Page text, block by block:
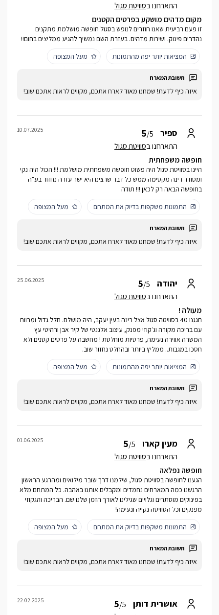
התארחנו בסוויטת סגול
מקום מדהים מושקע בפרטים הקטנים
זו פעם רביעית שאנו חוזרים לנופש בסגול חופשה מושלמת מתקנים
נהדרים פינוק. ושירות מדהים. בעזרת השם נמשיך להגיע ממליצים בחום!!
המציאות יותר יפה מהתמונות
מעל המצופה
איזה כיף לדעת! שמחנו מאוד לארח אתכם, מקווים לראות אתכם שוב!
ספיר 5/5
התארחנו בסוויטת סגול
10.07.2025
חופשה משפחתית
היינו בסוויטת סגול היה פשוט חופשה משפחתית מושלמת !!! הכול היה נקי
ומסודר רינה מקסימה ממש כל דבר שרצינו היא ישר עזרה נחזור בע"ה
בחופשה הבאה רק לכאן !!! תודה
התמונות משקפות בדיוק את המתחם
מעל המצופה
איזה כיף לדעת! שמחנו מאוד לארח אתכם, מקווים לראות אתכם שוב!
יהודה 5/5
התארחנו בסוויטת סגול
25.06.2025
מעולה !
חגגנו 40 בסוויטה סגול אצל רינה בעין יעקב, היה מושלם. חלל גדול ומרווח
עם בריכה מקורה וג׳קוזי מפנק, עיצוב אלגנטי של קיר אבן ורהיטי עץ
המשרה אווירה נעימה, פרטיות מוחלטת ! מחשבה על פרטים קטנים ולא
חסכו במגבות.. ממליץ ביותר ובהחלט נחזור שוב.
המציאות יותר יפה מהתמונות
מעל המצופה
איזה כיף לדעת! שמחנו מאוד לארח אתכם, מקווים לראות אתכם שוב!
מעין קארו 5/5
התארחנו בסוויטת סגול
01.06.2025
חופשה נפלאה
הגענו לחופשה בסוויטת סגול, שילמנו דרך שובר מילואים ומהרגע הראשון
הרגשנו כמה המארחים נחמדים ומקבלים אותנו באהבה. כל המתחם מלא
בפינוקים מוסתרים וגלויים שגילינו לאורך הזמן שלנו שם. הבריכה והגקוזי
מפנקים וכל הסוויטה נקייה ונעימה!
התמונות משקפות בדיוק את המתחם
מעל המצופה
איזה כיף לדעת! שמחנו מאוד לארח אתכם, מקווים לראות אתכם שוב!
אושרית דותן 5/5
22.02.2025